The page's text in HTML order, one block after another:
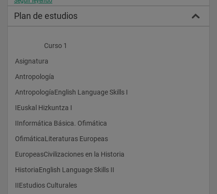
Áreas de estudio
Dominio de las lenguas
    * Dominio de euskera y, por supuesto, de español e inglés.
    * Adquisición de una cuarta lengua (segunda lengua
extranjera) entre la oferta de la universidad (francés, alemán u
otras).
    * Facetas comunicativas, oral y en particular la escrita.
    * Didáctica de las lenguas y traducción.
Plan de estudios
                    Curso 1
Asignatura
Antropología
AntropologíaEnglish Language Skills I
IEuskal Hizkuntza I
IInformática Básica. Ofimática
OfimáticaLiteraturas Europeas
EuropeasCivilizaciones en la Historia
HistoriaEnglish Language Skills II
IIEstudios Culturales